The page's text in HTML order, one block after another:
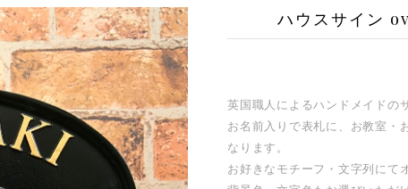
ハウスサイン
英国職人によるハンドメイドの
お名前入りで表札に、お教室・
なります。
お好きなモチーフ・文字列にて